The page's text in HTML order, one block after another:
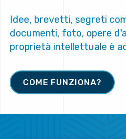
Idee, brevetti, segreti
documenti, foto, opere
proprietà intellettuale è
COME FUNZIONA?